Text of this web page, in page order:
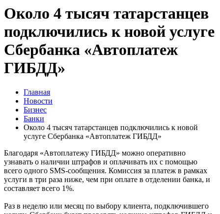
Около 4 тысяч татарстанцев
подключились к новой услуге
Сбербанка «Автоплатеж
ГИБДД»
Главная
Новости
Бизнес
Банки
Около 4 тысяч татарстанцев подключились к новой
услуге Сбербанка «Автоплатеж ГИБДД»
Благодаря «Автоплатежу ГИБДД» можно оперативно
узнавать о наличии штрафов и оплачивать их с помощью
всего одного SMS-сообщения. Комиссия за платеж в рамках
услуги в три раза ниже, чем при оплате в отделении банка, и
составляет всего 1%.
Раз в неделю или месяц по выбору клиента, подключившего